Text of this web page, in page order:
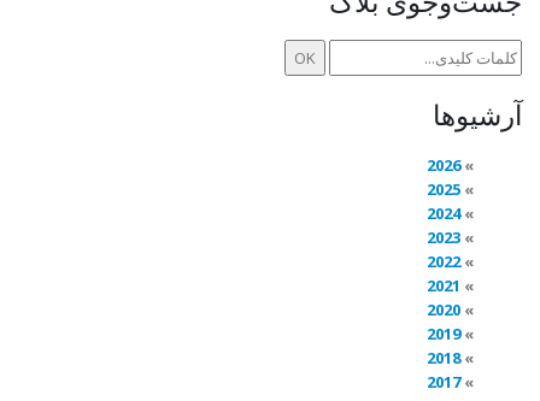
آرشیوها
2026
2025
2024
2023
2022
2021
2020
2019
2018
2017